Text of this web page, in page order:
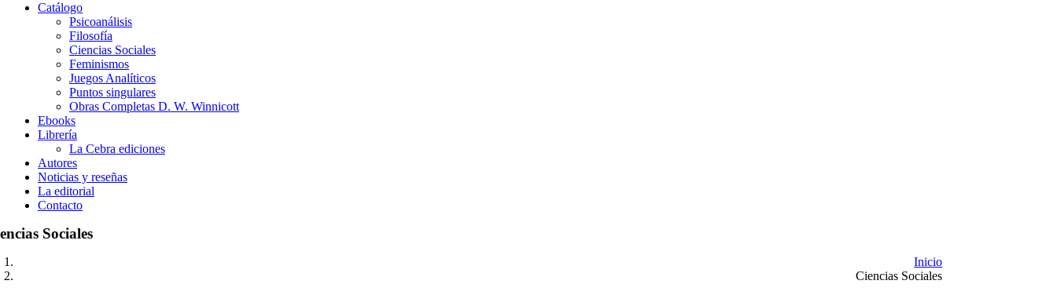
Catálogo
Psicoanálisis
Filosofía
Ciencias Sociales
Feminismos
Juegos Analíticos
Puntos singulares
Obras Completas D. W. Winnicott
Ebooks
Librería
La Cebra ediciones
Autores
Noticias y reseñas
La editorial
Contacto
Sociales
Inicio
Ciencias Sociales